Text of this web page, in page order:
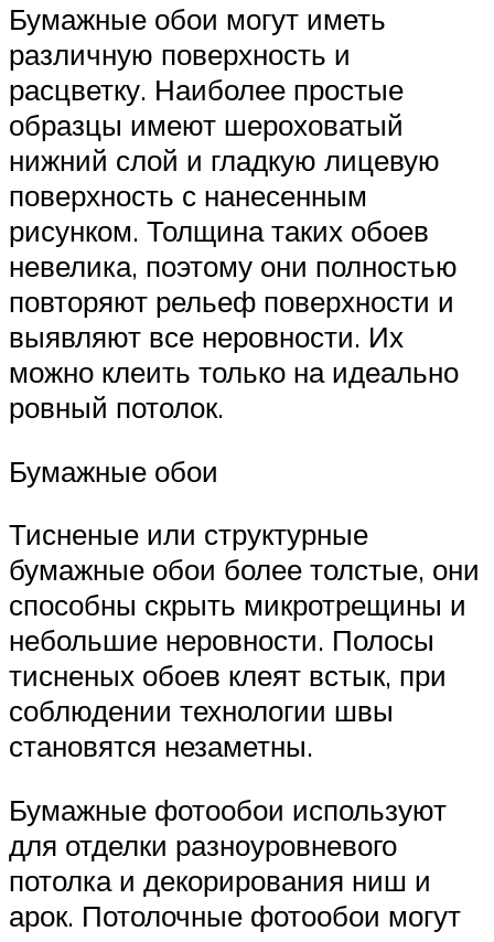
Бумажные обои могут иметь
различную поверхность и
расцветку. Наиболее простые
образцы имеют шероховатый
нижний слой и гладкую лицевую
поверхность с нанесенным
рисунком. Толщина таких обоев
невелика, поэтому они полностью
повторяют рельеф поверхности и
выявляют все неровности. Их
можно клеить только на идеально
ровный потолок.
Бумажные обои
Тисненые или структурные
бумажные обои более толстые, они
способны скрыть микротрещины и
небольшие неровности. Полосы
тисненых обоев клеят встык, при
соблюдении технологии швы
становятся незаметны.
Бумажные фотообои используют
для отделки разноуровневого
потолка и декорирования ниш и
арок. Потолочные фотообои могут